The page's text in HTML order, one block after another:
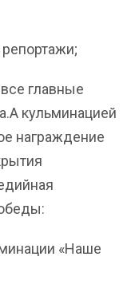
главные
кульминацией
награждение
«Наше